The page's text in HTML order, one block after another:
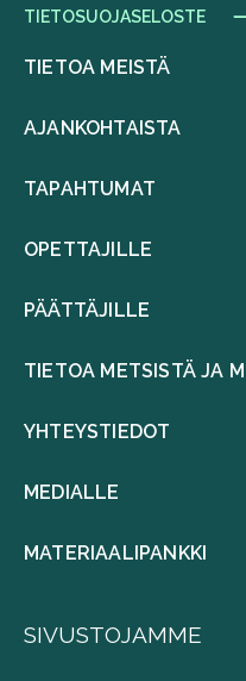
TIETOSUOJASELOSTE
TIETOA MEISTÄ
AJANKOHTAISTA
TAPAHTUMAT
OPETTAJILLE
PÄÄTTÄJILLE
TIETOA METSISTÄ JA
YHTEYSTIEDOT
MEDIALLE
MATERIAALIPANKKI
SIVUSTOJAMME